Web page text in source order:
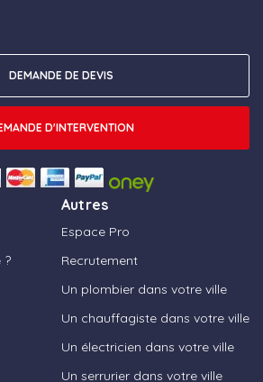
?
Autres
Espace Pro
Recrutement
Un plombier dans votre ville
Un chauffagiste dans votre ville
Un électricien dans votre ville
Un serrurier dans votre ville
DEMANDE DE DEVIS
D'INTERVENTION